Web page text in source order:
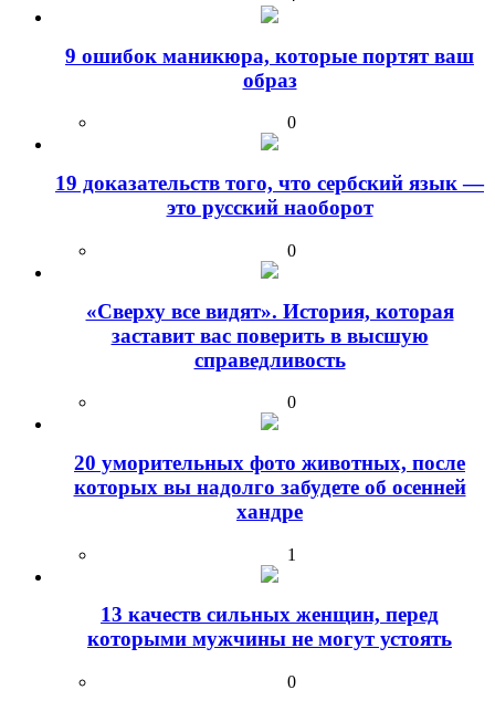
9 ошибок маникюра, которые портят ваш
образ
0
19 доказательств того, что сербский язык —
это русский наоборот
0
«Сверху все видят». История, которая
заставит вас поверить в высшую
справедливость
0
20 уморительных фото животных, после
которых вы надолго забудете об осенней
хандре
1
13 качеств сильных женщин, перед
которыми мужчины не могут устоять
0